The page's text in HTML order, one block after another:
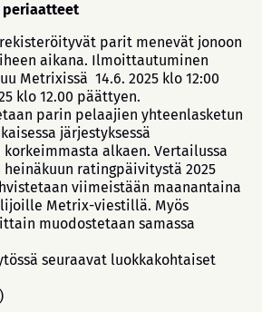
periaatteet
parit menevät jonoon
aikana. Ilmoittautuminen
Metrixissä 14.6. 2025 klo 12:00
klo 12.00 päättyen.
parin pelaajien yhteenlasketun
järjestyksessä
alkaen. Vertailussa
heinäkuun ratingpäivitystä 2025
viimeistään maanantaina
Metrix-viestillä. Myös
muodostetaan samassa
seuraavat luokkakohtaiset